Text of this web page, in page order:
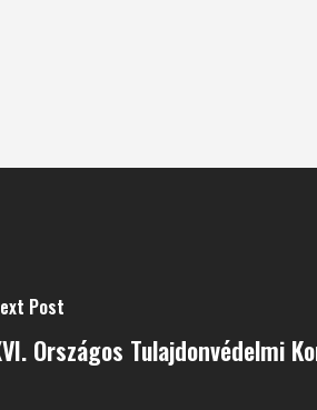
Post
Országos Tulajdonvédelmi